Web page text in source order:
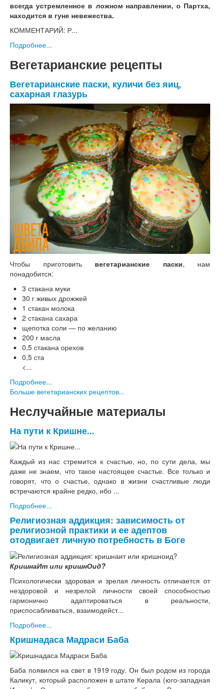
всегда устремленное в ложном направлении, о Партха,
находится в гуне невежества.
КОММЕНТАРИЙ: Р...
Подробнее...
Вегетарианские рецепты
Вегетарианские паски, куличи без яиц,
сахарная глазурь
Чтобы приготовитьвегетарианские паски, нам
понадобится:
3 стакана муки
30 г живых дрожжей
1 стакан молока
2 стакана сахара
щепотка соли — по желанию
200 г масла
0,5 стакана орехов
0,5 ста
<...
Подробнее...
Больше вегетарианских рецептов...
Неслучайные материалы
На пути к Кришне...
Каждый из нас стремится к счастью, но, по сути дела, мы
даже не знаем, что такое настоящее счастье. Все только и
говорят, что о счастье, однако в жизни счастливые люди
встречаются крайне редко, ибо ...
Подробнее...
Религиозная аддикция: зависимость от
религиозной практики и ее адептов
отодвигает личную потребность в Боге
КришнаИт или кришнОид?
Психологически здоровая и зрелая личность отличается от
нездоровой и незрелой личности своей способностью
гармонично адаптироваться в реальности,
приспосабливаться, взаимодейст...
Подробнее...
Кришнадаса Мадраси Баба
Баба появился на свет в 1919 году. Он был родом из города
Каликут, который расположен в штате Керала (юго-западная